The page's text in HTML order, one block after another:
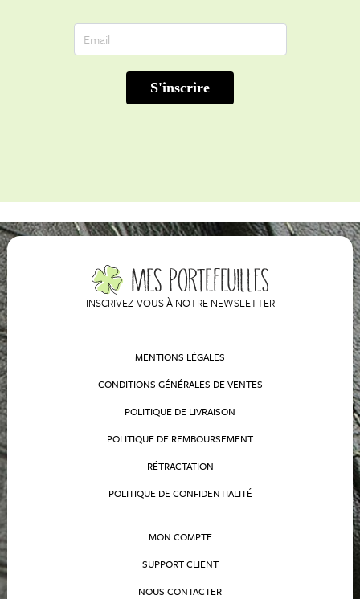
S'inscrire
INSCRIVEZ-VOUS À NOTRE NEWSLETTER
MENTIONS LÉGALES
CONDITIONS GÉNÉRALES DE VENTES
POLITIQUE DE LIVRAISON
POLITIQUE DE REMBOURSEMENT
RÉTRACTATION
POLITIQUE DE CONFIDENTIALITÉ
MON COMPTE
SUPPORT CLIENT
NOUS CONTACTER